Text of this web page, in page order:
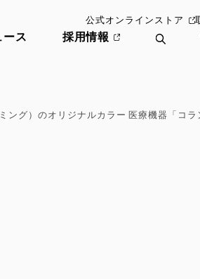
公式オンラインストア
ース 採用情報
グ）のオリジナルカラー 医療機器「コラ